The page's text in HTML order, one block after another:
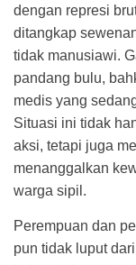
dengan represi
ditangkap
tidak manusiawi.
pandang bulu,
medis yang
Situasi ini tidak
aksi, tetapi juga
menanggalkan
warga sipil.
Perempuan dan
pun tidak luput